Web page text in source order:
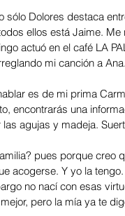
sólo Dolores destaca
ellos está Jaime. Me
actuó en el café LA
mi canción a
es de mi prima
encontrarás una
agujas y madeja.
pues porque creo
acogerse. Y yo la
no nací con esas
pero la mía ya te